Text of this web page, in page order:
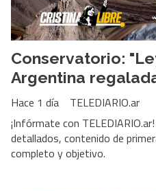
Conservatorio:
Argentina
TELEDIARIO.ar
Hace 1 día
¡Infórmate con
detallados, contenido de
completo y objetivo.